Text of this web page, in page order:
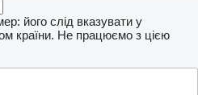
його слід вказувати у
країни. Не працюємо з цією